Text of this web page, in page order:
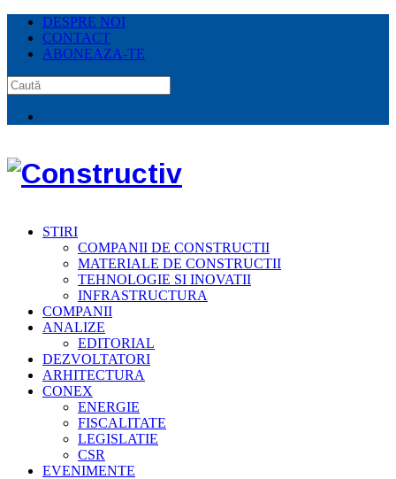
DESPRE NOI
CONTACT
ABONEAZA-TE
STIRI
COMPANII DE CONSTRUCTII
MATERIALE DE CONSTRUCTII
TEHNOLOGIE SI INOVATII
INFRASTRUCTURA
COMPANII
ANALIZE
EDITORIAL
DEZVOLTATORI
ARHITECTURA
CONEX
ENERGIE
FISCALITATE
LEGISLATIE
CSR
EVENIMENTE